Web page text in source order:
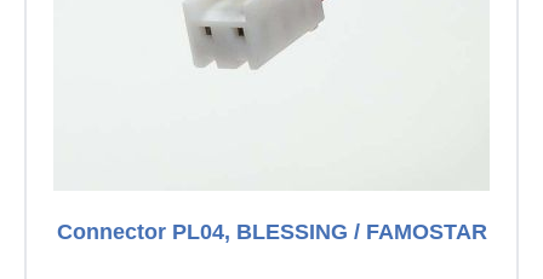
Connector PL04, BLESSING / FAMOSTAR